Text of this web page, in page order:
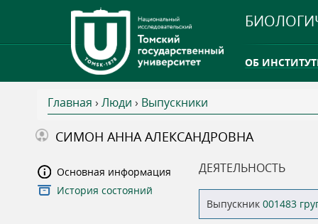
ОБ
ТГУ ОТКРЫЛ
В
ы
з
Главная › Люди › Выпускники
СИМОН АННА АЛЕКСАНДРОВНА
Основная информация
История состояний
ДЕЯТЕЛЬНОСТЬ
Выпускник 001483